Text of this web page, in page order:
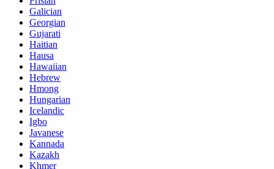
Galician
Georgian
Gujarati
Haitian
Hausa
Hawaiian
Hebrew
Hmong
Hungarian
Icelandic
Igbo
Javanese
Kannada
Kazakh
Khmer